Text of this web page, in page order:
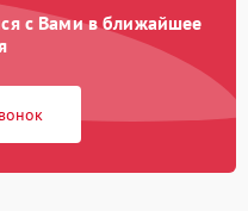
с Вами в ближайшее